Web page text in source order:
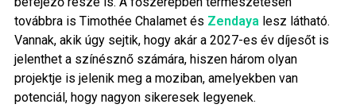
továbbra is Timothée Chalamet és Zendayalesz látható.
Vannak, akik úgy sejtik, hogy akár a 2027-es év díjesőt is
jelenthet a színésznő számára, hiszen három olyan
projektje is jelenik meg a moziban, amelyekben van
potenciál, hogy nagyon sikeresek legyenek.